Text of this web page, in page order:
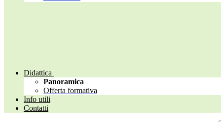
Didattica
Panoramica
Offerta formativa
Info utili
Contatti